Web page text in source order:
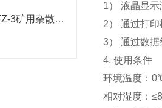
怎样更好的使用FZ-3矿用杂散电流测定仪
1） 液晶显
2） 通过打
3） 通过数
4. 使用条件
环境温度：
相对湿度：